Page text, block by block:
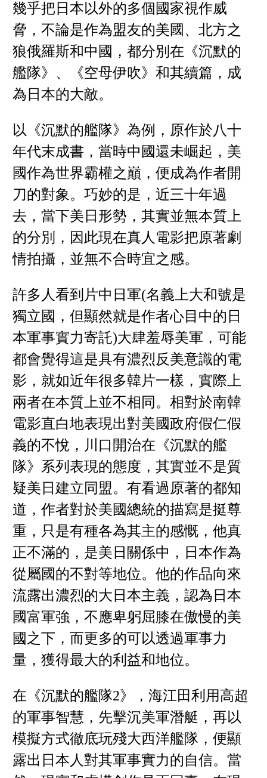
幾乎把日本以外的多個國家視作威
脅，不論是作為盟友的美國、北方之
狼俄羅斯和中國，都分別在《沉默的
艦隊》、《空母伊吹》和其續篇，成
為日本的大敵。
以《沉默的艦隊》為例，原作於八十
年代末成書，當時中國還未崛起，美
國作為世界霸權之巔，便成為作者開
刀的對象。巧妙的是，近三十年過
去，當下美日形勢，其實並無本質上
的分別，因此現在真人電影把原著劇
情拍攝，並無不合時宜之感。
許多人看到片中日軍(名義上大和號是
獨立國，但顯然就是作者心目中的日
本軍事實力寄託)大肆羞辱美軍，可能
都會覺得這是具有濃烈反美意識的電
影，就如近年很多韓片一樣，實際上
兩者在本質上並不相同。相對於南韓
電影直白地表現出對美國政府假仁假
義的不悅，川口開治在《沉默的艦
隊》系列表現的態度，其實並不是質
疑美日建立同盟。有看過原著的都知
道，作者對於美國總統的描寫是挺尊
重，只是有種各為其主的感慨，他真
正不滿的，是美日關係中，日本作為
從屬國的不對等地位。他的作品向來
流露出濃烈的大日本主義，認為日本
國富軍強，不應卑躬屈膝在傲慢的美
國之下，而更多的可以透過軍事力
量，獲得最大的利益和地位。
在《沉默的艦隊2》，海江田利用高超
的軍事智慧，先擊沉美軍潛艇，再以
模擬方式徹底玩殘大西洋艦隊，便顯
露出日本人對其軍事實力的自信。當